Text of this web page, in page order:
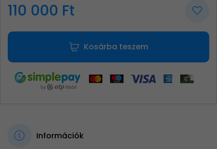
110 000 Ft
Kosárba teszem
Információk